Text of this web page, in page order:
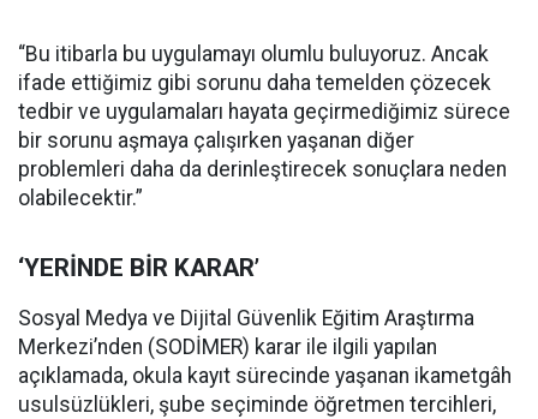
“Bu itibarla bu uygulamayı olumlu buluyoruz. Ancak
ifade ettiğimiz gibi sorunu daha temelden çözecek
tedbir ve uygulamaları hayata geçirmediğimiz sürece
bir sorunu aşmaya çalışırken yaşanan diğer
problemleri daha da derinleştirecek sonuçlara neden
olabilecektir.”
‘YERİNDE BİR KARAR’
Sosyal Medya ve Dijital Güvenlik Eğitim Araştırma
Merkezi’nden (SODİMER) karar ile ilgili yapılan
açıklamada, okula kayıt sürecinde yaşanan ikametgâh
usulsüzlükleri, şube seçiminde öğretmen tercihleri,